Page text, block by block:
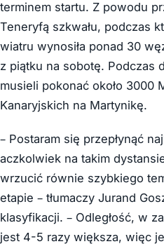
terminem startu. Z powodu
Teneryfą szkwału, podczas
wiatru wynosiła ponad 30
z piątku na sobotę. Podczas
musieli pokonać około 3000
Kanaryjskich na Martynikę.
– Postaram się przepłynąć
aczkolwiek na takim
wrzucić równie szybkiego
etapie – tłumaczy Jurand
klasyfikacji. – Odległość, w
jest 4-5 razy większa, więc